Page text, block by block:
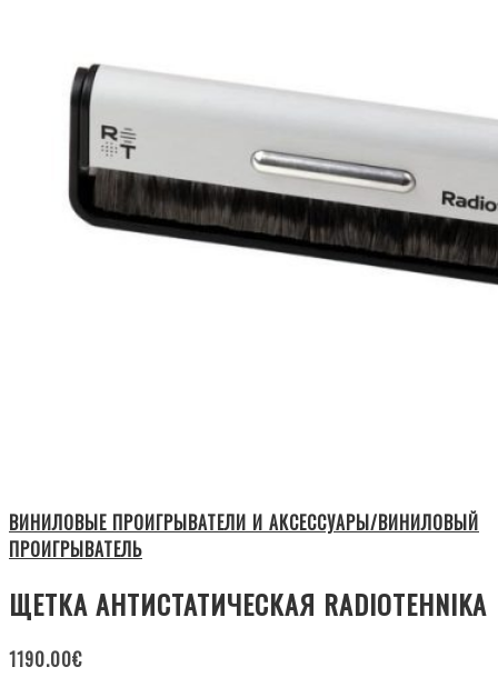
ВИНИЛОВЫЕ ПРОИГРЫВАТЕЛИ И АКСЕССУАРЫ/ВИНИЛОВЫЙ
ПРОИГРЫВАТЕЛЬ
ЩЕТКА АНТИСТАТИЧЕСКАЯ RADIOTEHNIKA
1190.00€